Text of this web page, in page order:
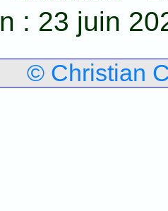
: 23 juin
© Christian